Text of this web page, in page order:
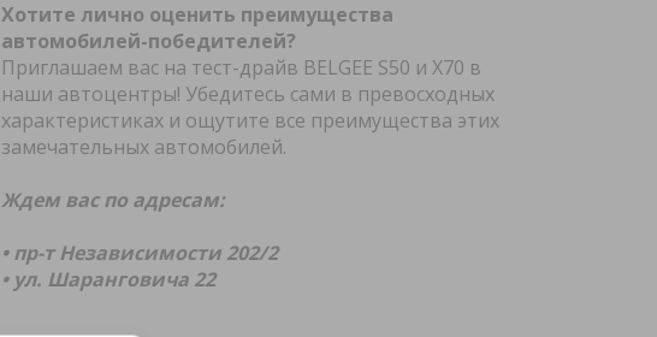
Хотите лично оценить преимущества
автомобилей-победителей?
Приглашаем вас на тест-драйв BELGEE S50 и X70 в
наши автоцентры! Убедитесь сами в превосходных
характеристиках и ощутите все преимущества этих
замечательных автомобилей.
Ждем вас по адресам:
• пр-т Независимости 202/2
• ул. Шаранговича 22